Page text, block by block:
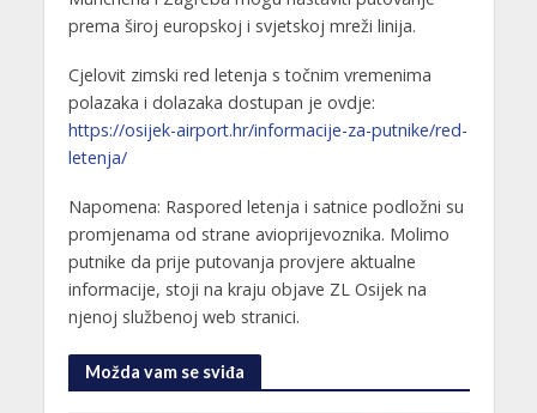
prema široj europskoj i svjetskoj mreži linija.
Cjelovit zimski red letenja s točnim vremenima
polazaka i dolazaka dostupan je ovdje:
https://osijek-airport.hr/informacije-za-putnike/red-
letenja/
Napomena: Raspored letenja i satnice podložni su
promjenama od strane avioprijevoznika. Molimo
putnike da prije putovanja provjere aktualne
informacije, stoji na kraju objave ZL Osijek na
njenoj službenoj web stranici.
Možda vam se sviđa